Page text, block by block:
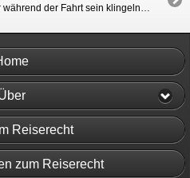
Wenn ein Autofahrer während der Fahrt sein klingelndes Mobilfunktelefon (Handy) aus einer Tasche nimmt und dem Beifahrer reicht, liegt keine Handy-Nutzung am Steuer vor. OLG Köln v.7.11.2014, Az. III-1 RBs 284/14
Reiserecht
zum Reiserecht